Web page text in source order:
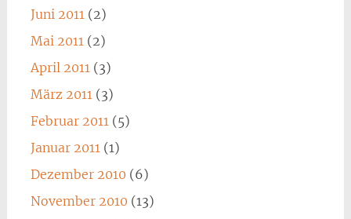
Juni 2011(2)
Mai 2011(2)
April 2011(3)
März 2011(3)
Februar 2011(5)
Januar 2011(1)
Dezember 2010 (6)
November 2010 (13)